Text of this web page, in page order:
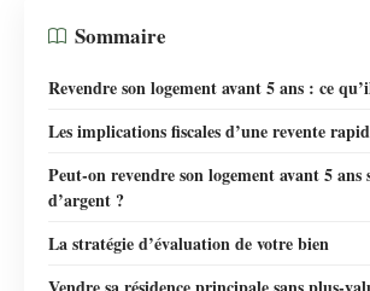
Sommaire
Revendre son logement avant 5 ans : ce
Les implications fiscales d’une revente
Peut-on revendre son logement avant 5 ans
d’argent ?
La stratégie d’évaluation de votre bien